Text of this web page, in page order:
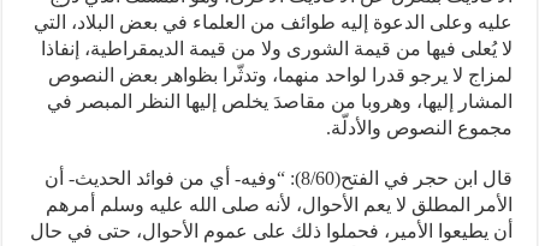
عليه وعلى الدعوة إليه طوائف من العلماء في بعض البلاد، التي
لا يُعلى فيها من قيمة الشورى ولا من قيمة الديمقراطية، إنفاذا
لمزاج لا يرجو قدرا لواحد منهما، وتدثّرا بظواهر بعض النصوص
المشار إليها، وهروبا من مقاصدَ يخلص إليها النظر المبصر في
مجموع النصوص والأدلّة.
قال ابن حجر في الفتح(8/60): “وفيه- أي من فوائد الحديث- أن
الأمر المطلق لا يعم الأحوال، لأنه صلى الله عليه وسلم أمرهم
أن يطيعوا الأمير، فحملوا ذلك على عموم الأحوال، حتى في حال